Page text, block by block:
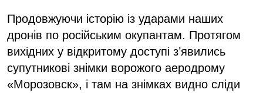
Продовжуючи історію із ударами наших
дронів по російським окупантам. Протягом
вихідних у відкритому доступі з’явились
супутникові знімки ворожого аеродрому
«Морозовск», і там на знімках видно сліди